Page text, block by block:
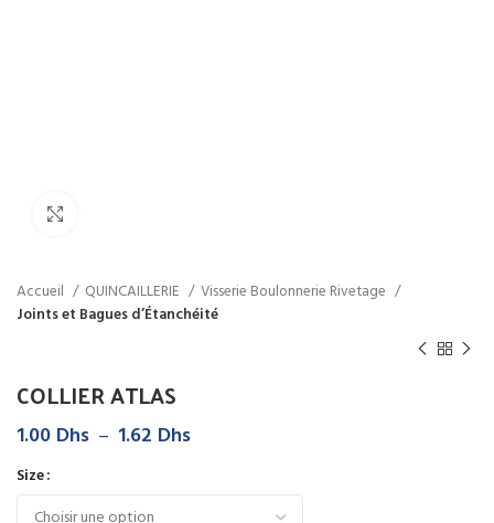
Accueil QUINCAILLERIE
Visserie Boulonnerie Rivetage
Joints et Bagues d’Étanchéité
COLLIER ATLAS
1.00 Dhs – 1.62 DhsPlage
1.00 Dhs
Size